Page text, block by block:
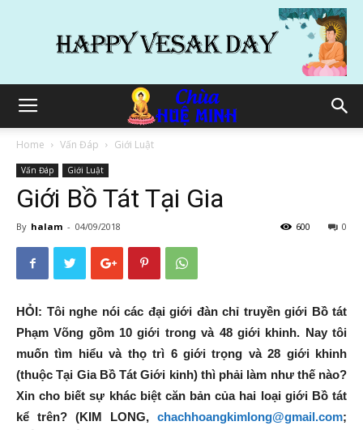
Home Vấn Đáp Giới Luật
Vấn Đáp Giới Luật
Giới Bồ Tát Tại Gia
By halam - 04/09/2018 0
600
HỎI: Tôi nghe nói các đại giới đàn chỉ truyền giới Bồ tát
Phạm Võng gồm 10 giới trong và 48 giới khinh. Nay tôi
muốn tìm hiểu và thọ trì 6 giới trọng và 28 giới khinh
(thuộc Tại Gia Bồ Tát Giới kinh) thì phải làm như thế nào?
Xin cho biết sự khác biệt căn bản của hai loại giới Bồ tát
kể trên? (KIM LONG, chachhoangkimlong@gmail.com;